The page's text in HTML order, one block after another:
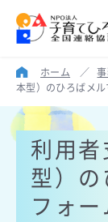
ホーム ／
本型）のひろばメ
利用
型）
フォー